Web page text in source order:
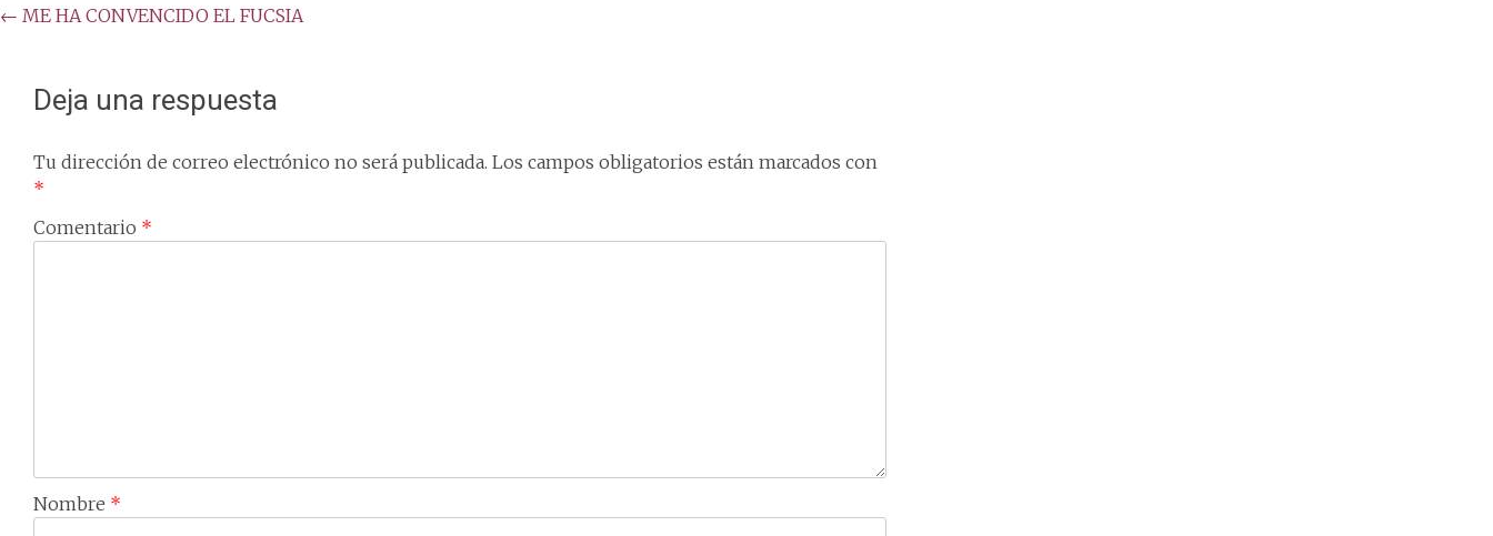
Post
← ME HA CONVENCIDO EL FUCSIA
Deja una respuesta
Tu dirección de correo electrónico no será publicada. Los campos obligatorios están marcados con
*
Comentario *
Nombre *